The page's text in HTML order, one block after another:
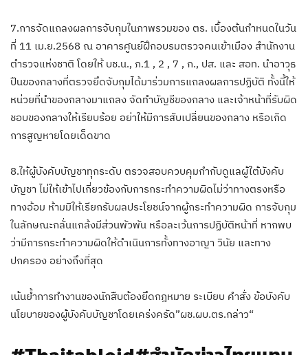
7.การจัดแถลงผลการจับกุมในภาพรวมของ ตร. เบื้องต้นกำหนดในวัน
ที่ 11 เม.ย.2568 ณ อาคารศูนย์ฝึกอบรมตรวจคนเข้าเมือง สำนักงาน
ตำรวจแห่งชาติ โดยให้ บช.น., ภ.1 , 2 , 7 , ก., ปส. และ สอท. นำอาวุธ
ปืนของกลางที่ตรวจยึดจับกุมได้มาร่วมการแถลงผลการปฏิบัติ ทั้งนี้ให้
หน่วยที่นำของกลางมาแถลง จัดทำบัญชีของกลาง และเจ้าหน้าที่รับผิด
ชอบของกลางให้เรียบร้อย อย่าให้มีการสับเปลี่ยนของกลาง หรือเกิด
การสูญหายโดยเด็ดขาด
8.ให้ผู้บังคับบัญชาทุกระดับ ตรวจสอบควบคุมกำกับดูแลผู้ใต้บังคับ
บัญชา ไม่ให้เข้าไปเกี่ยวข้องกับการกระทำความผิดไม่ว่าทางตรงหรือ
ทางอ้อม ห้ามมิให้เรียกรับผลประโยชน์จากผู้กระทำความผิด การจับกุม
ในลักษณะกลั่นแกล้งมีส่วนพัวพัน หรือละเว้นการปฏิบัติหน้าที่ หากพบ
ว่ามีการกระทำความผิดให้ดำเนินการทั้งทางอาญา วินัย และทาง
ปกครอง อย่างถึงที่สุด
เน้นย้ำการทำงานของนักสืบต้องยึดกฎหมาย ระเบียบ คำสั่ง ข้อบังคับ
นโยบายของผู้บังคับบัญชาโดยเคร่งครัด”ผช.ผบ.ตร.กล่าว“